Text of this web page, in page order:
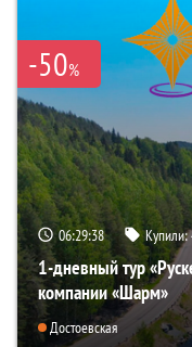
-50%
06:29:37 Купили:
1-дневный тур
компании «Шарм»
Достоевская